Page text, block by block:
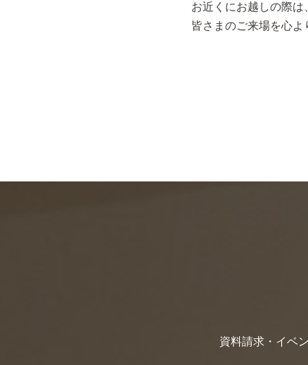
お近くにお越しの際は
皆さまのご来場を心よ
資料請求・イベ